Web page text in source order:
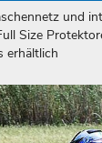
und
Size
erhältlich